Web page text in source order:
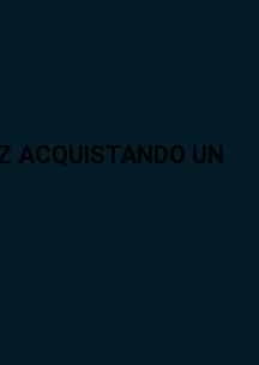
ACQUISTANDO UN